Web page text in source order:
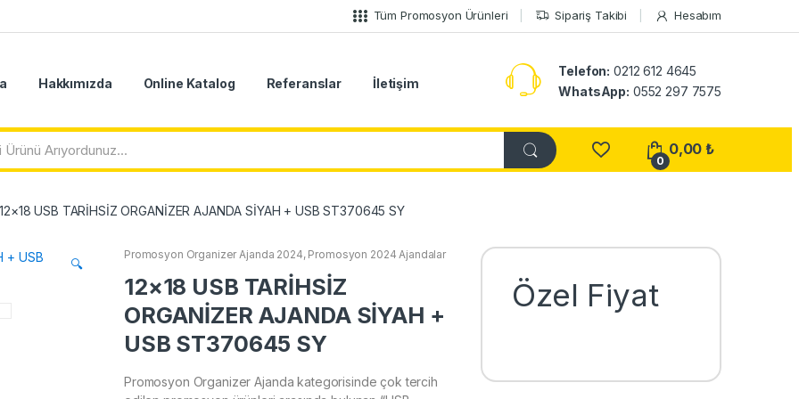
Tüm Promosyon Ürünleri Sipariş Takibi Hesabım
Hakkımızda Online Katalog Referanslar İletişim
Telefon: 0212 612 4645
WhatsApp: 0552 297 7575
0
0,00₺
12×18 USB TARİHSİZ ORGANİZER AJANDA SİYAH + USB ST370645 SY
🔍
Promosyon Organizer Ajanda 2024, Promosyon 2024 Ajandalar
12×18 USB TARİHSİZ
ORGANİZER AJANDA SİYAH +
USB ST370645 SY
Promosyon Organizer Ajanda kategorisinde çok tercih
Özel Fiyat